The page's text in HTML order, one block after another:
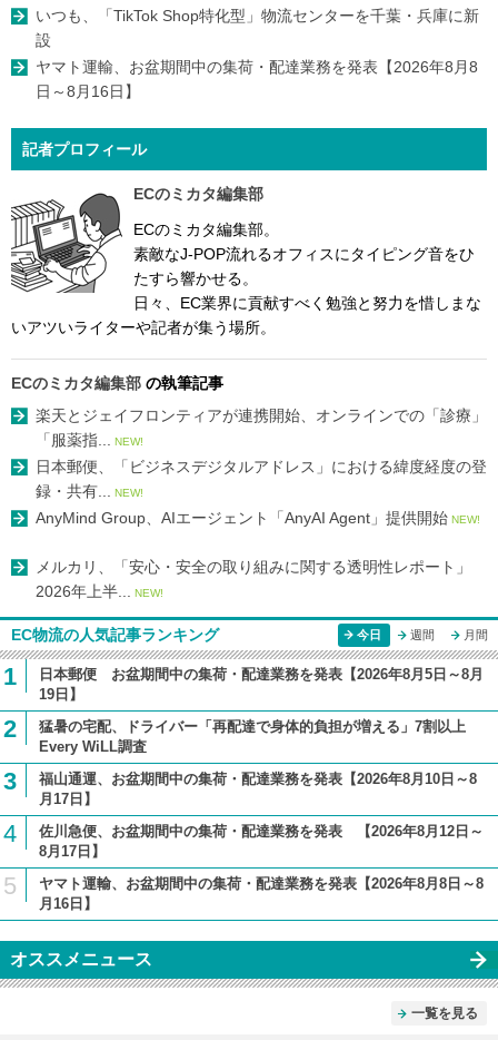
いつも、「TikTok Shop特化型」物流センターを千葉・兵庫に新
設
ヤマト運輸、お盆期間中の集荷・配達業務を発表【2026年8月8
日～8月16日】
記者プロフィール
ECのミカタ編集部
ECのミカタ編集部。
素敵なJ-POP流れるオフィスにタイピング音をひ
たすら響かせる。
日々、EC業界に貢献すべく勉強と努力を惜しまな
いアツいライターや記者が集う場所。
ECのミカタ編集部 の執筆記事
楽天とジェイフロンティアが連携開始、オンラインでの「診療」
「服薬指...
NEW!
日本郵便、「ビジネスデジタルアドレス」における緯度経度の登
録・共有...
NEW!
AnyMind Group、AIエージェント「AnyAI Agent」提供開始 NEW!
メルカリ、「安心・安全の取り組みに関する透明性レポート」
2026年上半...
NEW!
EC物流の人気記事ランキング 今日 週間 月間
1
日本郵便 お盆期間中の集荷・配達業務を発表【2026年8月5日～8月
19日】
2
猛暑の宅配、ドライバー「再配達で身体的負担が増える」7割以上
Every WiLL調査
3
福山通運、お盆期間中の集荷・配達業務を発表【2026年8月10日～8
月17日】
4
佐川急便、お盆期間中の集荷・配達業務を発表 【2026年8月12日～
8月17日】
5
ヤマト運輸、お盆期間中の集荷・配達業務を発表【2026年8月8日～8
月16日】
オススメニュース
一覧を見る